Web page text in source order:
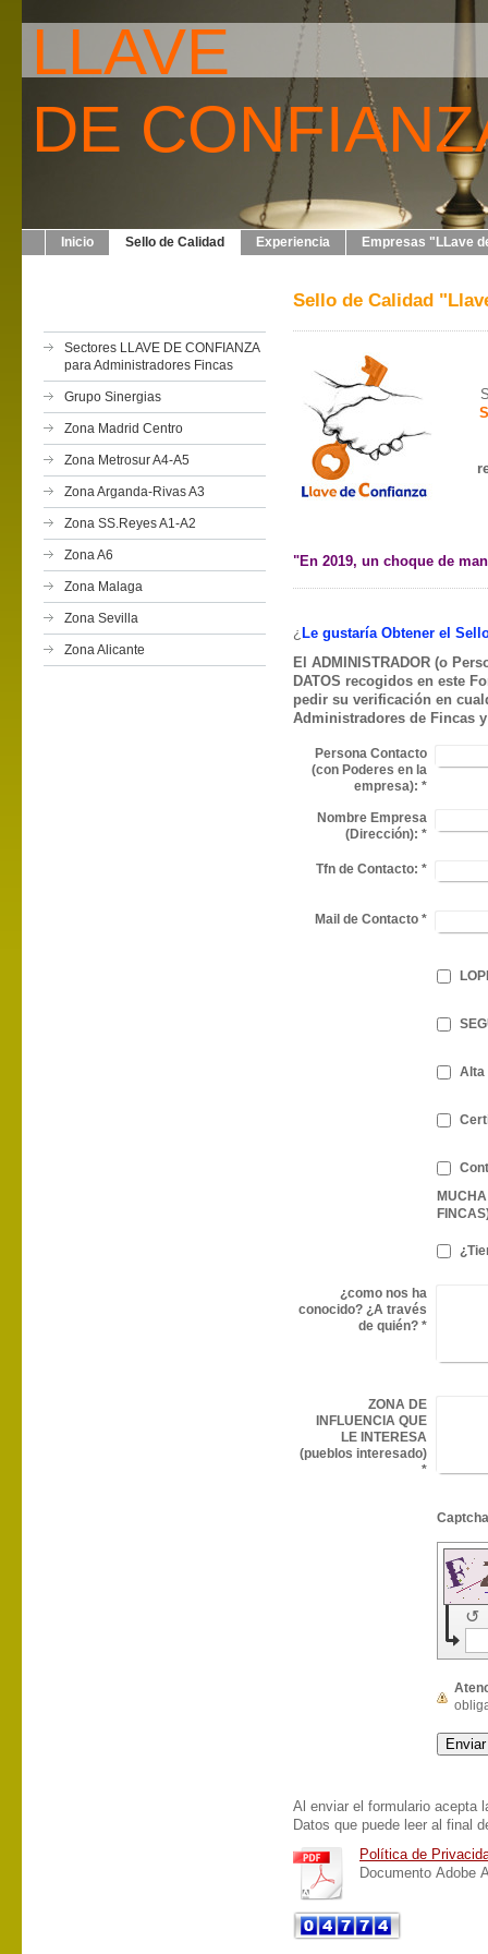
LLAVE
DE
Inicio Sello de Calidad Experiencia Empresas "LLave
Sectores LLAVE DE CONFIANZA
para Administradores Fincas
Grupo Sinergias
Zona Madrid Centro
Zona Metrosur A4-A5
Zona Arganda-Rivas A3
Zona SS.Reyes A1-A2
Zona A6
Zona Malaga
Zona Sevilla
Zona Alicante
Sello de Calidad
"En 2019, un choque de
¿ Le gustaría Obtener el
El ADMINISTRADOR (o
DATOS recogidos en este
pedir su verificación en
Administradores de Fincas
Persona Contacto
(con Poderes en la
empresa): *
Nombre Empresa
(Dirección): *
Tfn de Contacto: *
Mail de Contacto *
Alta
¿como nos ha
conocido? ¿A través
de quién? *
ZONA DE
INFLUENCIA QUE
LE INTERESA
(pueblos interesado)
*
↺
Al enviar el formulario acepta
Datos que puede leer al final
Política de
Documento Adobe